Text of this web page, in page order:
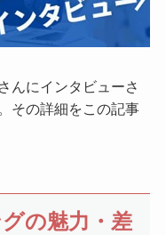
んにインタビューさ
その詳細をこの記事
の魅力・差